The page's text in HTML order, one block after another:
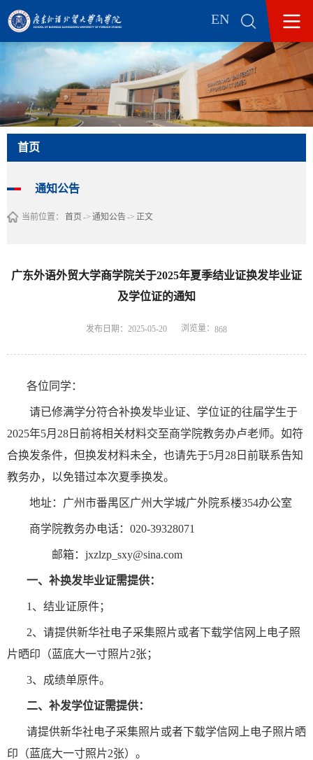
EN
首页
通知公告
当前位置： 首页 -> 通知公告-> 正文
广东外语外贸大学商学院关于2025年夏季结业证换发毕业证
及学位证的通知
发布日期：2025-05-20 浏览量： 868
各位同学：
请已修满学分符合补换发毕业证、学位证的往届学生于
2025年5月 28 日前将相关材料交至商学院教务办卢老师。 如符
合换发条件，但换发材料未全，也请先于5月 28 日前联系告知
教务办，以免错过本次夏季换发。
地址： 广州市番禺区广州大学城广外院系楼354办公室
商学院教务办电话： 020-39328071
邮箱：jxzlzp_sxy@sina.com
一、 补换发毕业证需提供：
1 、 结业证原件；
2、 请提供新华社电子采集照片或者下载学信网上电子照
片晒印（蓝底大一寸照片2张；
3、成绩单原件。
二、 补发学位证需提供：
请提供新华社电子采集照片或者下载学信网上电子照片晒
印（蓝底大一寸照片2张） 。